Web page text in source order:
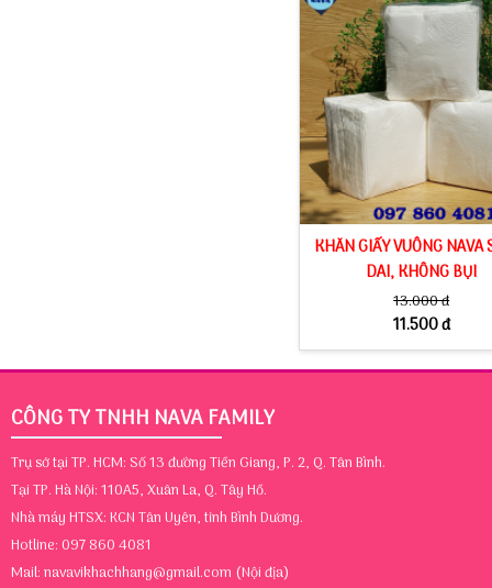
KHĂN GIẤY VUÔNG NAVA
DAI, KHÔNG BỤI
13.000 đ
11.500 đ
CÔNG TY TNHH NAVA FAMILY
Trụ sở tại TP. HCM: Số 13 đường Tiền Giang, P. 2, Q. Tân Bình.
Tại TP. Hà Nội: 110A5, Xuân La, Q. Tây Hồ.
Nhà máy HTSX: KCN Tân Uyên, tỉnh Bình Dương.
Hotline: 097 860 4081
Mail:navavikhachhang@gmail.com (Nội địa)